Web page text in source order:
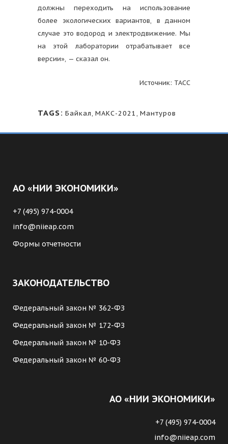
должны переходить на использование
более экологических вариантов, в данном
случае это водород и электродвижение. Мы
на этой лаборатории отрабатывает все
версии», — сказал он.
Источник: ТАСС
TAGS: Байкал, МАКС-2021, Мантуров
АО «НИИ ЭКОНОМИКИ»
+7 (495) 974-0004
info@niieap.com
Формы отчетности
ЗАКОНОДАТЕЛЬСТВО
Федеральный закон № 362-ФЗ
Федеральный закон № 172-ФЗ
Федеральный закон № 10-ФЗ
Федеральный закон № 60-ФЗ
АО «НИИ ЭКОНОМИКИ»
+7 (495) 974-0004
info@niieap.com